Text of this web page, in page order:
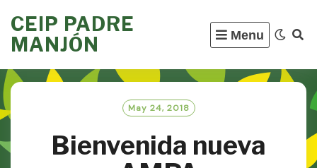
to
content
CEIP PADRE
MANJÓN
Menu
May 24, 2018
Bienvenida nueva